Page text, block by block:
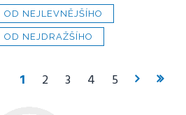
OD NEJLEVNĚJŠÍHO
OD NEJDRAŽŠÍHO
1 2 3 4 5